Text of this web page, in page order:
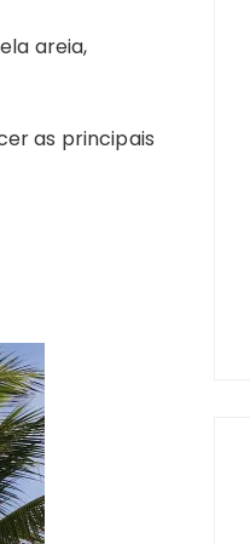
areia,
as principais